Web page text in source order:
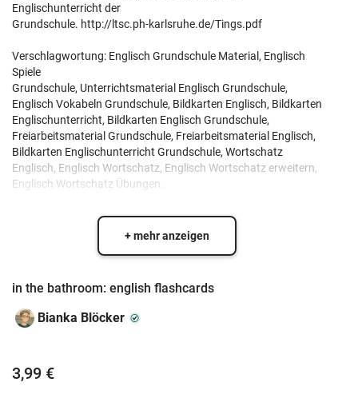
Englischunterricht der
Grundschule. http://ltsc.ph-karlsruhe.de/Tings.pdf
Verschlagwortung: Englisch Grundschule Material, Englisch
Spiele
Grundschule, Unterrichtsmaterial Englisch Grundschule,
Englisch Vokabeln Grundschule, Bildkarten Englisch, Bildkarten
Englischunterricht, Bildkarten Englisch Grundschule,
Freiarbeitsmaterial Grundschule, Freiarbeitsmaterial Englisch,
Bildkarten Englischunterricht Grundschule, Wortschatz
Englisch, Englisch Wortschatz, Englisch Wortschatz erweitern,
Englisch Wortschatz Übungen.
+ mehr anzeigen
in the bathroom: english flashcards
Bianka Blöcker
3,99 €